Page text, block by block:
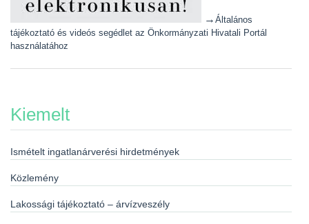
→ Általános
tájékoztató és videós segédlet az Önkormányzati Hivatali Portál
használatához
Kiemelt
Ismételt ingatlanárverési hirdetmények
Közlemény
Lakossági tájékoztató – árvízveszély